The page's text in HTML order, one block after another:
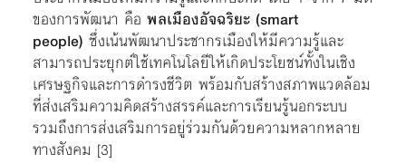
ของการพัฒนา คือ พลเมืองอัจฉริยะ (smart
people) ซึ่งเน้นพัฒนาประชากรเมืองให้มีความรู้และ
สามารถประยุกต์ใช้เทคโนโลยีให้เกิดประโยชน์ทั้งในเชิง
เศรษฐกิจและการดำรงชีวิต พร้อมกับสร้างสภาพแวดล้อม
ที่ส่งเสริมความคิดสร้างสรรค์และการเรียนรู้นอกระบบ
รวมถึงการส่งเสริมการอยู่ร่วมกันด้วยความหลากหลาย
ทางสังคม [3]